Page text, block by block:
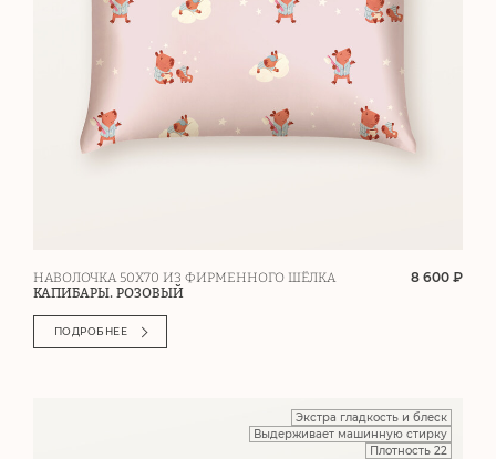
НАВОЛОЧКА 50Х70 ИЗ ФИРМЕННОГО ШЁЛКА
КАПИБАРЫ. РОЗОВЫЙ
8 600 ₽
ПОДРОБНЕЕ
Экстра гладкость и блеск
Выдерживает машинную стирку
Плотность 22